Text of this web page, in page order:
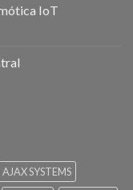
IoT
AJAX SYSTEMS